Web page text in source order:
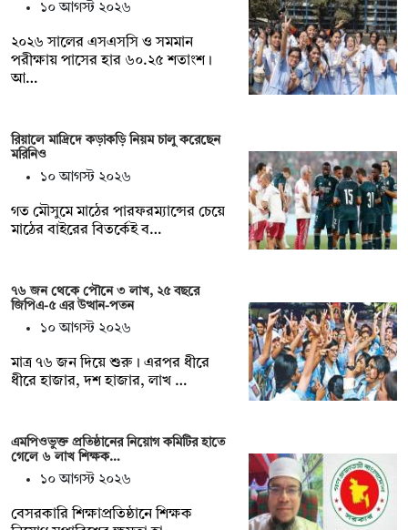
১০ আগস্ট ২০২৬
২০২৬ সালের এসএসসি ও সমমান
পরীক্ষায় পাসের হার ৬০.২৫ শতাংশ।
আ…
রিয়ালে মাদ্রিদে কড়াকড়ি নিয়ম চালু করেছেন
মরিনিও
১০ আগস্ট ২০২৬
গত মৌসুমে মাঠের পারফরম্যান্সের চেয়ে
মাঠের বাইরের বিতর্কেই ব…
৭৬ জন থেকে পৌনে ৩ লাখ, ২৫ বছরে
জিপিএ-৫ এর উত্থান-পতন
১০ আগস্ট ২০২৬
মাত্র ৭৬ জন দিয়ে শুরু। এরপর ধীরে
ধীরে হাজার, দশ হাজার, লাখ …
এমপিওভুক্ত প্রতিষ্ঠানের নিয়োগ কমিটির হাতে
গেলে ৬ লাখ শিক্ষক…
১০ আগস্ট ২০২৬
বেসরকারি শিক্ষাপ্রতিষ্ঠানে শিক্ষক